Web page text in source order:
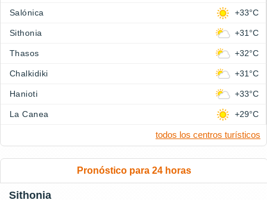
Salónica +33°C
Sithonia +31°C
Thasos +32°C
Chalkidiki +31°C
Hanioti +33°C
La Canea +29°C
todos los centros turísticos
Pronóstico para 24 horas
Sithonia